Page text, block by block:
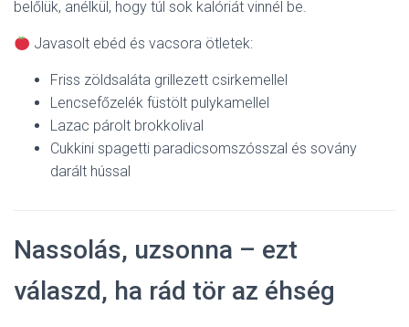
belőlük, anélkül, hogy túl sok kalóriát vinnél be.
Javasolt ebéd és vacsora ötletek:
Friss zöldsaláta grillezett csirkemellel
Lencsefőzelék füstölt pulykamellel
Lazac párolt brokkolival
Cukkini spagetti paradicsomszósszal és sovány
darált hússal
Nassolás, uzsonna – ezt
válaszd, ha rád tör az éhség